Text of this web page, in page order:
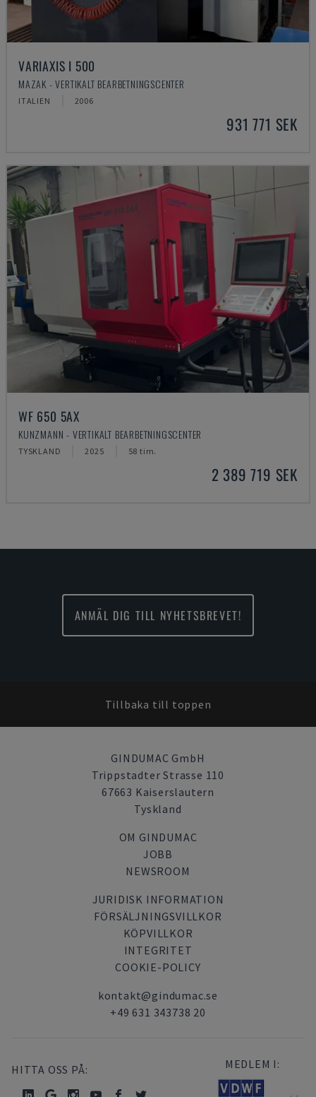
VARIAXIS I 500
MAZAK - VERTIKALT BEARBETNINGSCENTER
ITALIEN 2006
931 771 SEK
WF 650 5AX
KUNZMANN - VERTIKALT BEARBETNINGSCENTER
TYSKLAND 2025 58 tim.
2 389 719 SEK
ANMÄL DIG TILL NYHETSBREVET!
Tillbaka till toppen
GINDUMAC GmbH
Trippstadter Strasse 110
67663 Kaiserslautern
Tyskland
OM GINDUMAC
JOBB
NEWSROOM
JURIDISK INFORMATION
FÖRSÄLJNINGSVILLKOR
KÖPVILLKOR
INTEGRITET
COOKIE-POLICY
kontakt@gindumac.se
+49 631 343738 20
HITTA OSS PÅ: MEDLEM I: